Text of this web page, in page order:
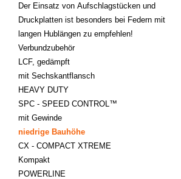
Der Einsatz von Aufschlagstücken und
Druckplatten ist besonders bei Federn mit
langen Hublängen zu empfehlen!
Verbundzubehör
LCF, gedämpft
mit Sechskantflansch
HEAVY DUTY
SPC - SPEED CONTROL™
mit Gewinde
niedrige Bauhöhe
CX - COMPACT XTREME
Kompakt
POWERLINE